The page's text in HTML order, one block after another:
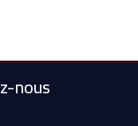
nous